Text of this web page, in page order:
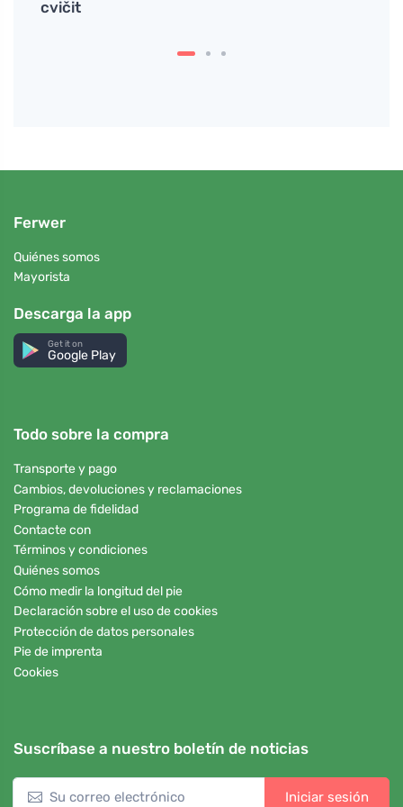
cvičit
Ferwer
Quiénes somos
Mayorista
Descarga la app
Get it on
Google Play
Todo sobre la compra
Transporte y pago
Cambios, devoluciones y reclamaciones
Programa de fidelidad
Contacte con
Términos y condiciones
Quiénes somos
Cómo medir la longitud del pie
Declaración sobre el uso de cookies
Protección de datos personales
Pie de imprenta
Cookies
Suscríbase a nuestro boletín de noticias
Iniciar sesión